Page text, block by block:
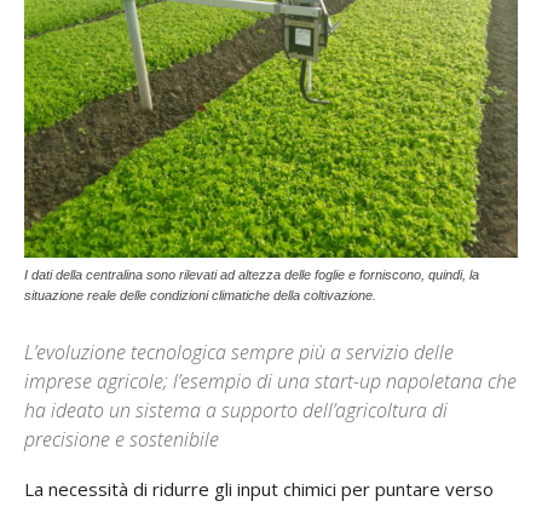
I dati della centralina sono rilevati ad altezza delle foglie e forniscono, quindi, la
situazione reale delle condizioni climatiche della coltivazione.
L’evoluzione tecnologica sempre più a servizio delle
imprese agricole; l’esempio di una start-up napoletana che
ha ideato un sistema a supporto dell’agricoltura di
precisione e sostenibile
La necessità di ridurre gli input chimici per puntare verso